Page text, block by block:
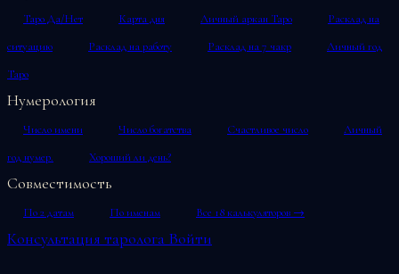
Таро Да/Нет Карта дня Личный аркан Таро
Расклад на
ситуацию
Расклад на работу Расклад на 7 чакр
Личный год
Таро
Нумерология
Число имени Число богатства Счастливое число
Личный
год нумер.
Хороший ли день?
Совместимость
По 2 датам По именам Все 18 калькуляторов →
Консультация таролога Войти